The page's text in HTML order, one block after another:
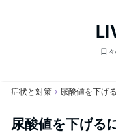
日
症状と対策 尿酸値を下げ
尿酸値を下げる